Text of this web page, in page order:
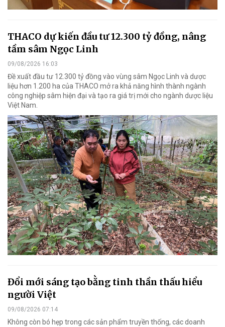
THACO dự kiến đầu tư 12.300 tỷ đồng, nâng
tầm sâm Ngọc Linh
09/08/2026 16:03
Đề xuất đầu tư 12.300 tỷ đồng vào vùng sâm Ngọc Linh và dược
liệu hơn 1.200 ha của THACO mở ra khả năng hình thành ngành
công nghiệp sâm hiện đại và tạo ra giá trị mới cho ngành dược liệu
Việt Nam.
Đổi mới sáng tạo bằng tinh thần thấu hiểu
người Việt
09/08/2026 07:14
Không còn bó hẹp trong các sản phẩm truyền thống, các doanh